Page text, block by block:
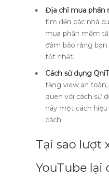
Địa chỉ mua phần
tìm đến các nhà
mua phần mềm
đảm bảo rằng
tốt nhất.
Cách sử dụng
tăng view an
quen với cách sử
này một cách
cách.
Tại sao lượt
YouTube lại